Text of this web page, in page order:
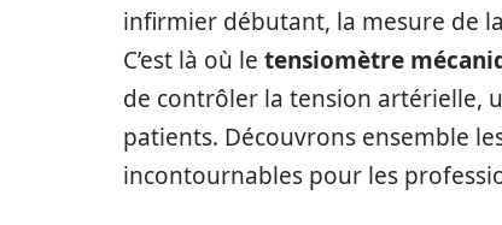
infirmier débutant, la mesure de
C’est là où le tensiomètre
de contrôler la tension artérielle,
patients. Découvrons ensemble
incontournables pour les